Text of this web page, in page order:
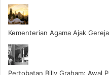
Kementerian Agama Ajak
Pertobatan Billy Graham: Awal